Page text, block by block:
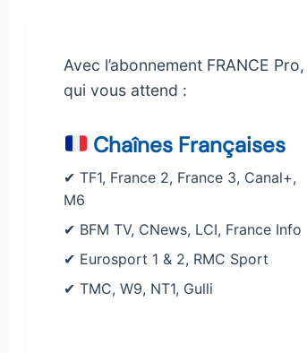
Avec l’abonnement FRANCE
qui vous attend :
Chaînes Françaises
✔ TF1, France 2, France 3, Canal+,
M6
✔ BFM TV, CNews, LCI, France Info
✔ Eurosport 1 & 2, RMC Sport
✔ TMC, W9, NT1, Gulli